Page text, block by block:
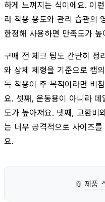
하게 느껴지는 식이에요. 이
라 착용 용도와 관리 습관의
한정해 사용하면 만족도가
구매 전 체크 팁도 간단히 정
와 상체 체형을 기준으로 캡
독 착용이 주 목적이라면 비
요. 셋째, 운동용이 아니라
도가 높아져요. 넷째, 교환비
는 너무 공격적으로 사이즈
요.
📎 제품